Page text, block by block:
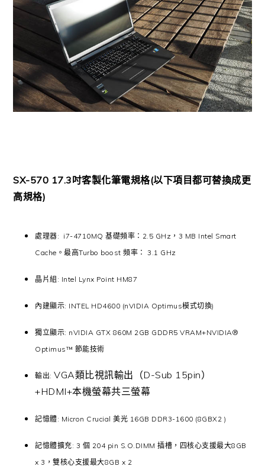
SX-570 17.3吋客製化筆電規格(以下項目都可替換成更
高規格)
處理器: i7-4710MQ 基礎頻率：2.5 GHz，3 MB Intel Smart
Cache。最高Turbo boost 頻率： 3.1 GHz
晶片組: Intel Lynx Point HM87
內建顯示: INTEL HD4600 (nVIDIA Optimus模式切換)
獨立顯示: nVIDIA GTX 860M 2GB GDDR5 VRAM+NVIDIA®
Optimus™ 節能技術
輸出:VGA類比視訊輸出（D-Sub 15pin）
+HDMI+本機螢幕共三螢幕
記憶體: Micron Crucial 美光 16GB DDR3-1600 (8GBX2 )
記憶體擴充: 3 個 204 pin S.O.DIMM 插槽，四核心支援最大8GB
x 3，雙核心支援最大8GB x 2